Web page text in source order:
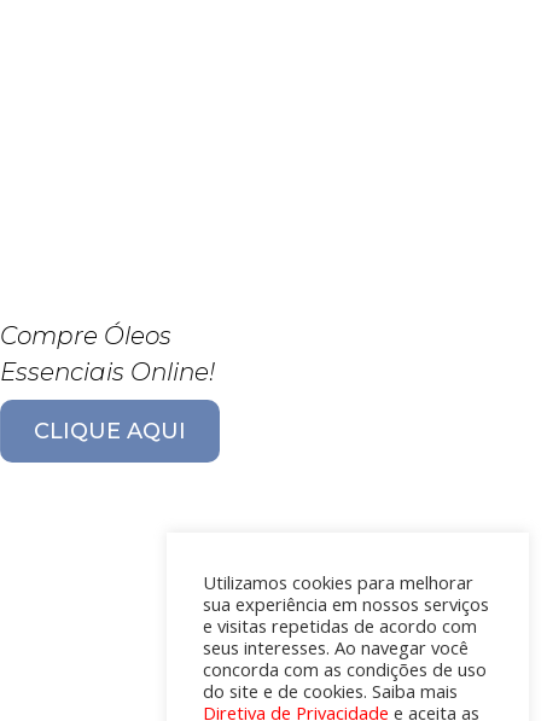
Compre Óleos
Essenciais Online!
CLIQUE AQUI
Utilizamos cookies para melhorar
sua experiência em nossos serviços
e visitas repetidas de acordo com
seus interesses. Ao navegar você
concorda com as condições de uso
do site e de cookies. Saiba mais
Diretiva de Privacidade e aceita as